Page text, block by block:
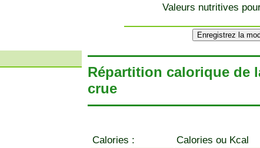
Valeurs nutritives
Répartition calorique de
crue
Calories : Calories ou Kcal